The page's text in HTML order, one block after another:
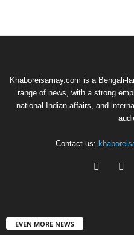
Khaboreisamay.com is a Bengali-
range of news, with a strong
national Indian affairs, and
Contact us:
EVEN MORE NEWS